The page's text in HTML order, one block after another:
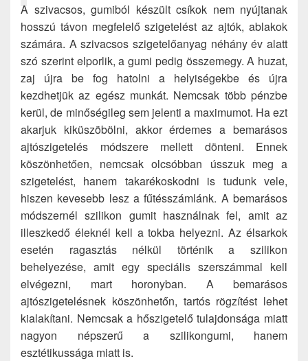
A szivacsos, gumiból készült csíkok nem nyújtanak
hosszú távon megfelelő szigetelést az ajtók, ablakok
számára. A szivacsos szigetelőanyag néhány év alatt
szó szerint elporlik, a gumi pedig összemegy. A huzat,
zaj újra be fog hatolni a helyiségekbe és újra
kezdhetjük az egész munkát. Nemcsak több pénzbe
kerül, de minőségileg sem jelenti a maximumot. Ha ezt
akarjuk kiküszöbölni, akkor érdemes a bemarásos
ajtószigetelés módszere mellett dönteni. Ennek
köszönhetően, nemcsak olcsóbban ússzuk meg a
szigetelést, hanem takarékoskodni is tudunk vele,
hiszen kevesebb lesz a fűtésszámlánk. A bemarásos
módszernél szilikon gumit használnak fel, amit az
illeszkedő éleknél kell a tokba helyezni. Az élsarkok
esetén ragasztás nélkül történik a szilikon
behelyezése, amit egy speciális szerszámmal kell
elvégezni, mart horonyban. A bemarásos
ajtószigetelésnek köszönhetőn, tartós rögzítést lehet
kialakítani. Nemcsak a hőszigetelő tulajdonsága miatt
nagyon népszerű a szilikongumi, hanem
esztétikussága miatt is.